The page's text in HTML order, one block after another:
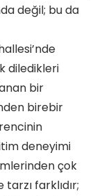
değil; bu da
diledikleri
bir
birebir
deneyimi
çok
farklıdır;